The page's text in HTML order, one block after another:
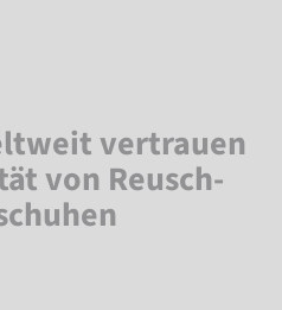
vertrauen
von Reusch-